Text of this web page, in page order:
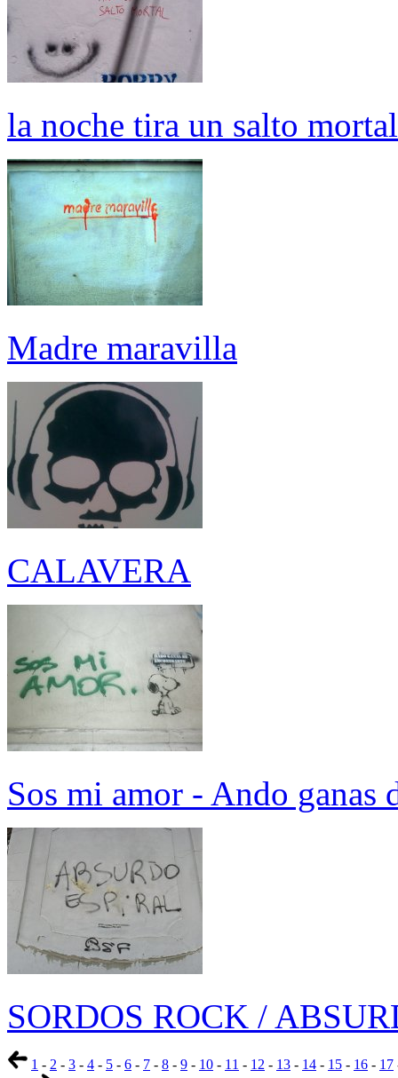
la noche tira un salto mortal
Madre maravilla
CALAVERA
Sos mi amor - Ando ganas
SORDOS ROCK /
1 - 2 - 3 - 4 - 5 - 6 - 7 - 8 - 9 - 10 - 11 - 12 - 13 - 14 - 15 - 16 - 17